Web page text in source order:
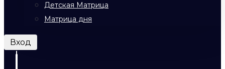
Детская Матрица
Матрица дня
Вход